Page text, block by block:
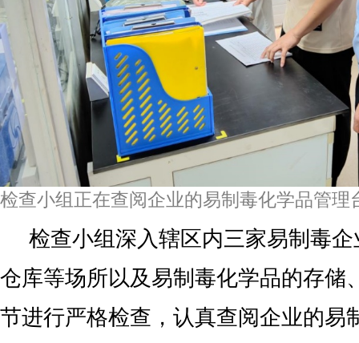
检查小组正在查阅企业的易制毒化学品管理
检查小组深入辖区内三家易制毒
仓库等场所以及易制毒化学品的存储
节进行严格检查，认真查阅企业的易